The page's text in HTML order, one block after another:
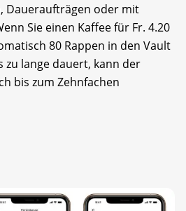
Daueraufträgen oder mit
Sie einen Kaffee für Fr. 4.20
80 Rappen in den Vault
zu lange dauert, kann der
bis zum Zehnfachen